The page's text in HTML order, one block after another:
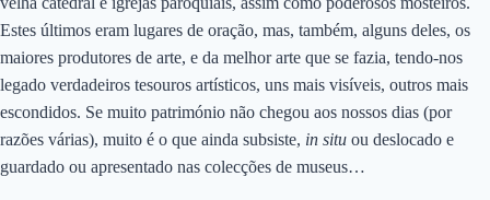
Estes últimos eram lugares de oração, mas, também, alguns deles, os
maiores produtores de arte, e da melhor arte que se fazia, tendo-nos
legado verdadeiros tesouros artísticos, uns mais visíveis, outros mais
escondidos. Se muito património não chegou aos nossos dias (por
razões várias), muito é o que ainda subsiste, in situ ou deslocado e
guardado ou apresentado nas colecções de museus…